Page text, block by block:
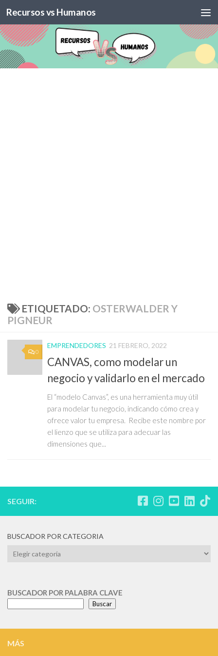
Skip to content
Recursos vs Humanos
ETIQUETADO: OSTERWALDER Y
PIGNEUR
0
EMPRENDEDORES 21 FEBRERO, 2022
CANVAS, como modelar un
negocio y validarlo en el mercado
El “modelo Canvas”, es una herramienta muy útil
para modelar tu negocio, indicando cómo crea y
ofrece valor tu empresa. Recibe este nombre por
el lienzo que se utiliza para adecuar las
dimensiones que...
SEGUIR:
BUSCADOR POR CATEGORIA
BUSCADOR
BUSCADOR POR PALABRA CLAVE
Buscar
MÁS